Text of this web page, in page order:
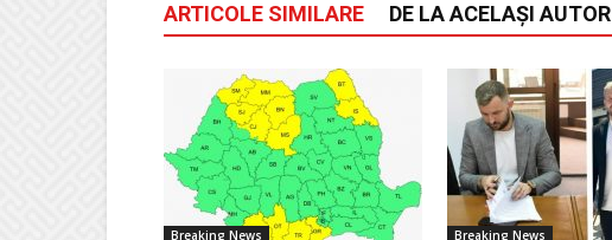
ARTICOLE SIMILARE DE LA ACELAȘI AUTOR
Breaking News Breaking News